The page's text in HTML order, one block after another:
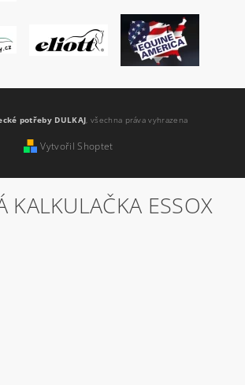
potřeby DULKAJ , všechna práva vyhrazena
Vytvořil Shoptet
KALKULAČKA ESSOX